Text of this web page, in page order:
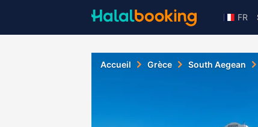
FR
Accueil Grèce South Aegean